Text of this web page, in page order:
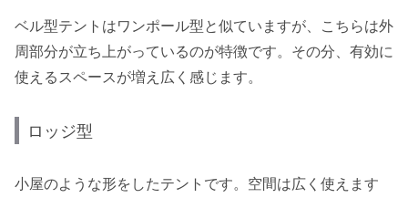
ベル型テントはワンポール型と似ていますが、こちらは外
周部分が立ち上がっているのが特徴です。その分、有効に
使えるスペースが増え広く感じます。
ロッジ型
小屋のような形をしたテントです。空間は広く使えます